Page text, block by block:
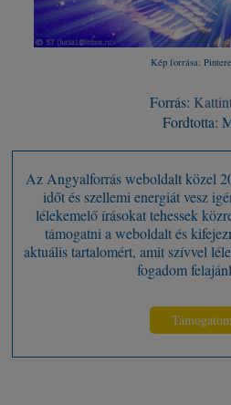
Kép forrása:
Forrás:
Fordtotta:
Az Angyalforrás weboldalt közel
időt és szellemi energiát vesz
lélekemelő írásokat tehessek
támogatni a weboldalt és
aktuális tartalomért, amit szívvel
fogadom